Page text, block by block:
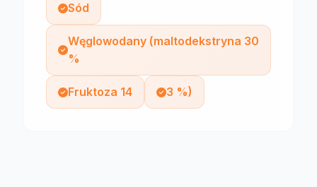
Sód
Węglowodany (maltodekstryna 30
%
Fruktoza 14 3 %)